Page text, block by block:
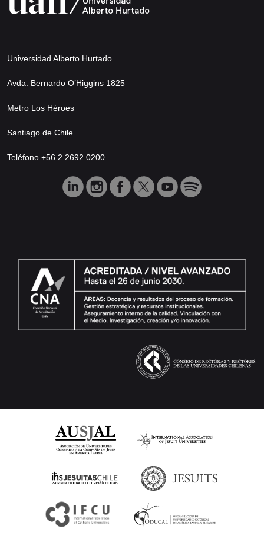
Universidad Alberto Hurtado
Avda. Bernardo O’Higgins 1825
Metro Los Héroes
Santiago de Chile
Teléfono +56 2 2692 0200